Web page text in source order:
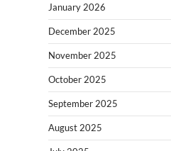
January 2026
December 2025
November 2025
October 2025
September 2025
August 2025